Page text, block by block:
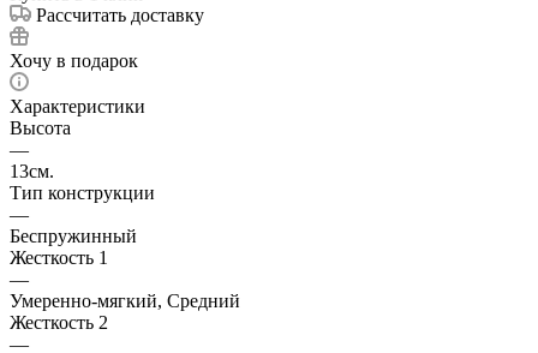
Рассчитать доставку
Хочу в подарок
Характеристики
Высота
—
13см.
Тип конструкции
—
Беспружинный
Жесткость 1
—
Умеренно-мягкий, Средний
Жесткость 2
—